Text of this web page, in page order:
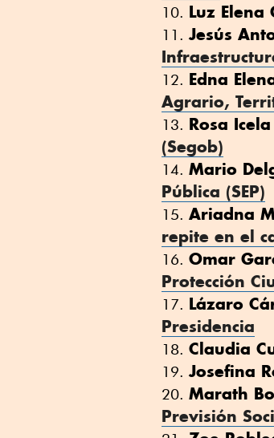
Luz Elena
Jesús
Edna
Agrario,
Rosa
(Segob)
Mario
Pública (SEP)
Ariadna
repite en el
Omar
Protección
Lázaro
Presidencia
Claudia
Josefina
Marath
Previsión